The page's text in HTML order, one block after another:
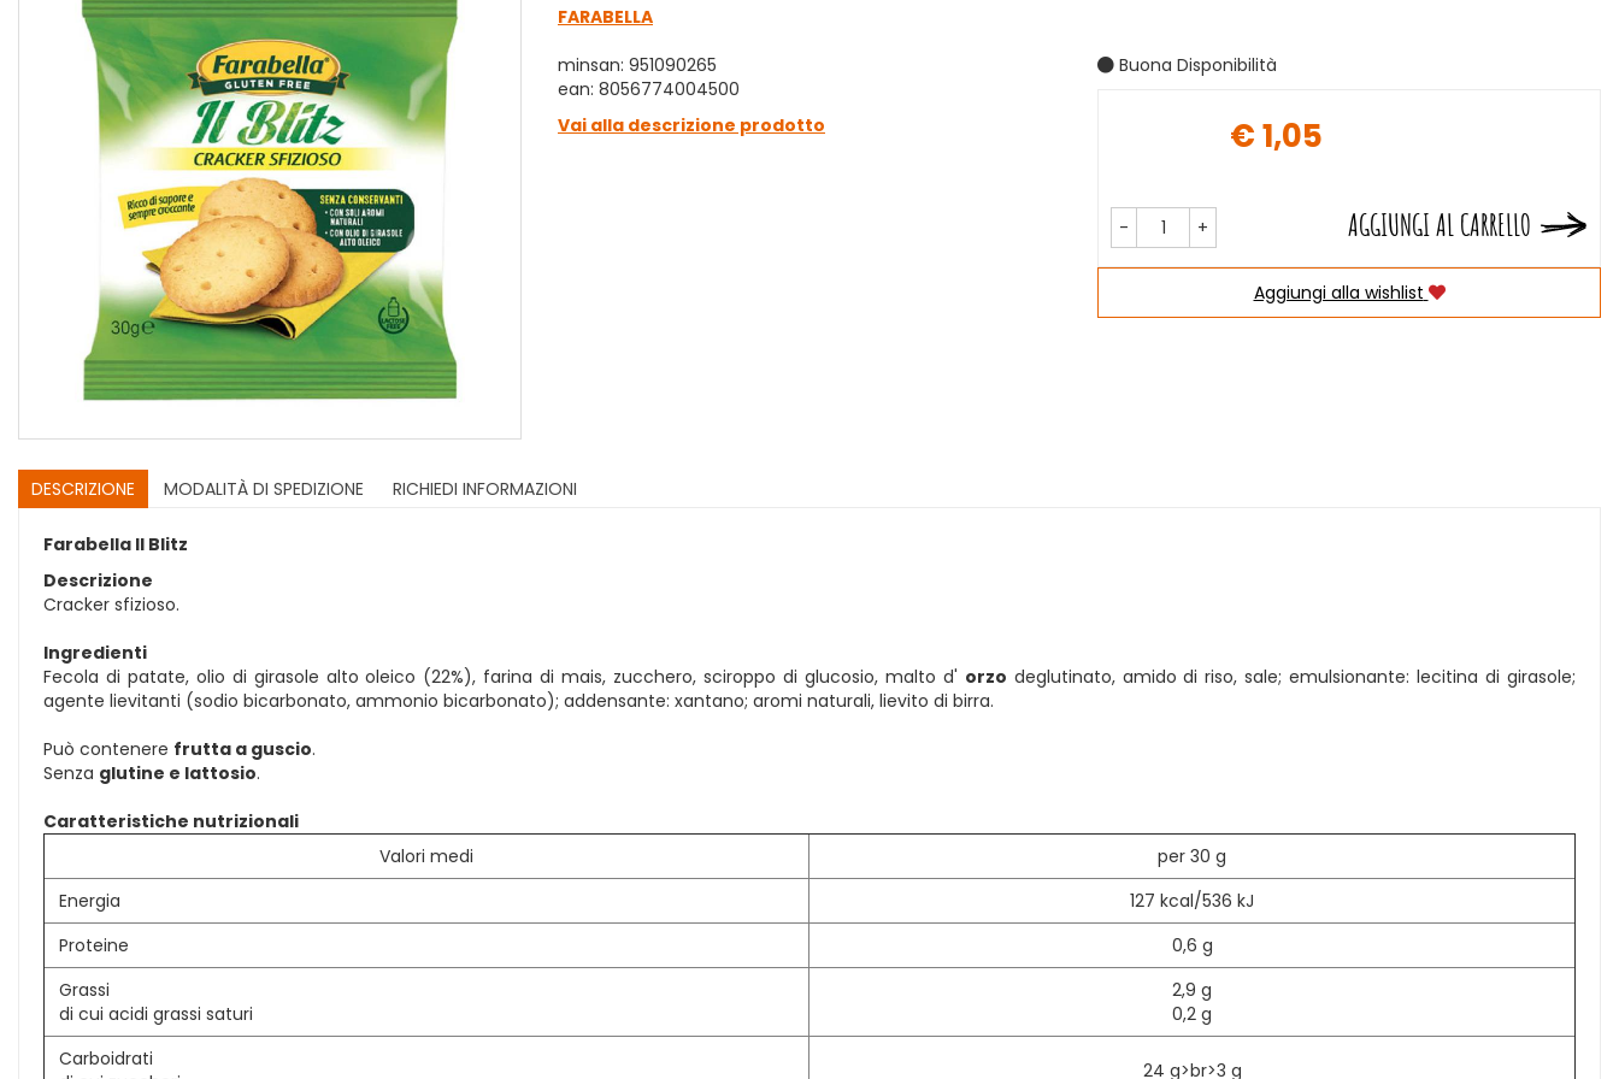
FARABELLA
minsan: 951090265
ean: 8056774004500
Vai alla descrizione prodotto
Buona Disponibilità
€ 1,05
- + AGGIUNGI AL CARRELLO
Aggiungi alla wishlist
DESCRIZIONE MODALITÀ DI SPEDIZIONE RICHIEDI INFORMAZIONI
Farabella Il Blitz
Descrizione
Cracker sfizioso.
Ingredienti
Fecola di patate, olio di girasole alto oleico (22%), farina di mais, zucchero, sciroppo di glucosio, malto d' orzo deglutinato, amido di riso, sale; emulsionante: lecitina di girasole;
agente lievitanti (sodio bicarbonato, ammonio bicarbonato); addensante: xantano; aromi naturali, lievito di birra.
Può contenere frutta a guscio.
Senza glutine e lattosio.
Caratteristiche nutrizionali
Valori medi
per 30 g
Energia
127 kcal/536 kJ
Proteine
0,6 g
Grassi
di cui acidi grassi saturi
2,9 g
0,2 g
Carboidrati
24 g>br>3 g